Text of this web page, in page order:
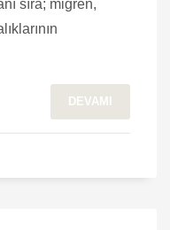
sıra; migren,
DEVAMI